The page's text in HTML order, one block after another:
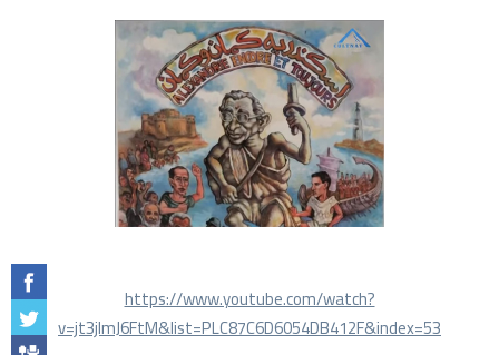
https://www.youtube.com/watch?
v=jt3jlmJ6FtM&list=PLC87C6D6054DB412F&index=53